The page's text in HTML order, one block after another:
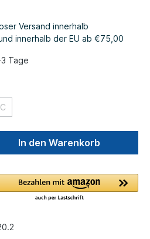
Versand innerhalb
innerhalb der EU ab €75,00
Tage
In den Warenkorb